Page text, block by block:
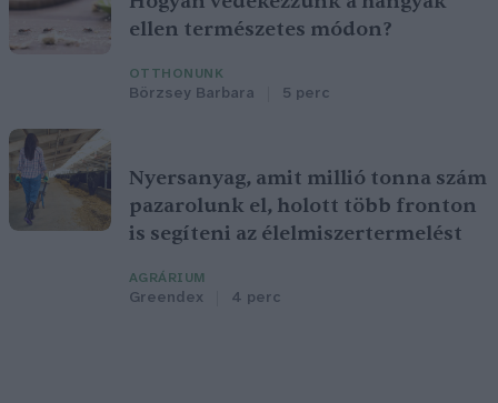
ellen természetes módon?
OTTHONUNK
Börzsey Barbara 5 perc
Nyersanyag, amit millió tonna szám
pazarolunk el, holott több fronton
is segíteni az élelmiszertermelést
AGRÁRIUM
Greendex 4 perc